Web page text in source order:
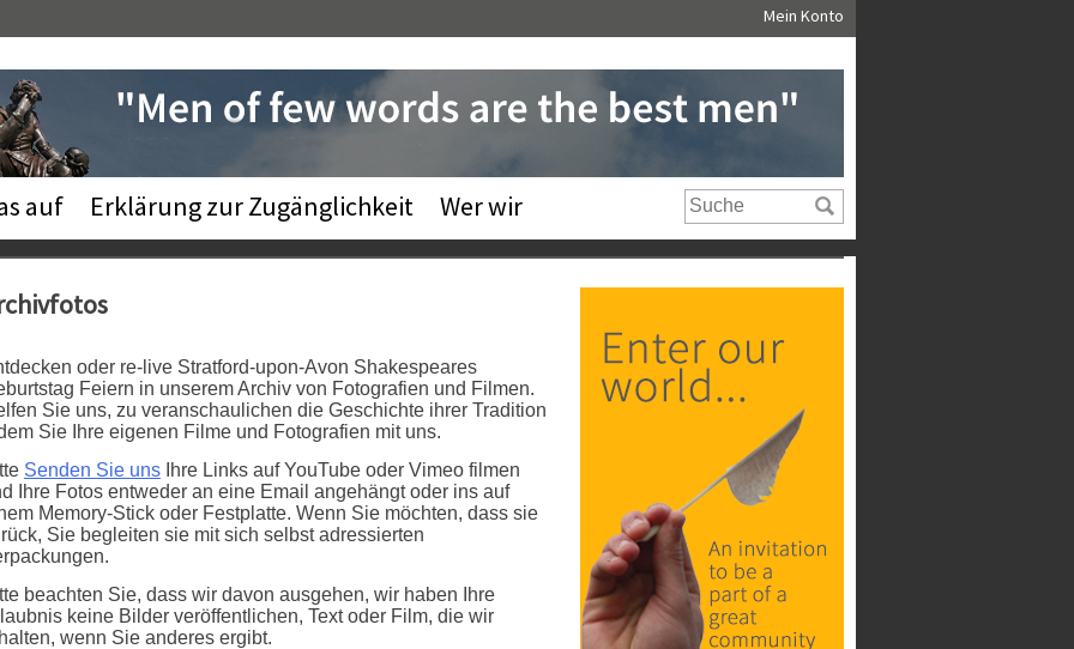
Mein Konto
auf Erklärung zur Zugänglichkeit Wer wir
oder re-live Stratford-upon-Avon Shakespeares
Feiern in unserem Archiv von Fotografien und Filmen.
Sie uns, zu veranschaulichen die Geschichte ihrer Tradition
Sie Ihre eigenen Filme und Fotografien mit uns.
Senden Sie uns Ihre Links auf YouTube oder Vimeo filmen
Ihre Fotos entweder an eine Email angehängt oder ins auf
Memory-Stick oder Festplatte. Wenn Sie möchten, dass sie
Sie begleiten sie mit sich selbst adressierten
beachten Sie, dass wir davon ausgehen, wir haben Ihre
keine Bilder veröffentlichen, Text oder Film, die wir
wenn Sie anderes ergibt.